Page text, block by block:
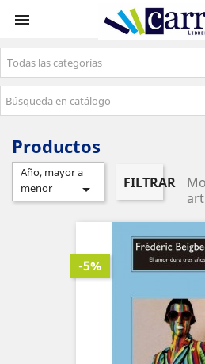

Envíos gratuitos a
Todas las categorías
Productos
Año, mayor a
menor
 FILTRAR
-5%